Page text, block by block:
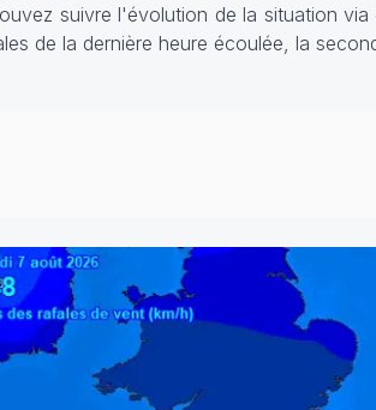
suivre l'évolution de la situation
de la dernière heure écoulée, la